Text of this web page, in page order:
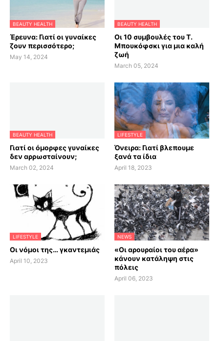
BEAUTY HEALTH
Έρευνα: Γιατί οι γυναίκες
ζουν περισσότερο;
May 14, 2024
BEAUTY HEALTH
Οι 10 συμβουλές του Τ.
Μπουκόφσκι για μια καλή
ζωή
March 05, 2024
BEAUTY HEALTH
Γιατί οι όμορφες γυναίκες
δεν αρρωσταίνουν;
March 02, 2024
LIFESTYLE
Όνειρα: Γιατί βλεπουμε
ξανά τα ίδια
April 18, 2023
LIFESTYLE
Οι νόμοι της… γκαντεμιάς
April 10, 2023
NEWS
«Οι αρουραίοι του αέρα»
κάνουν κατάληψη στις
πόλεις
April 06, 2023